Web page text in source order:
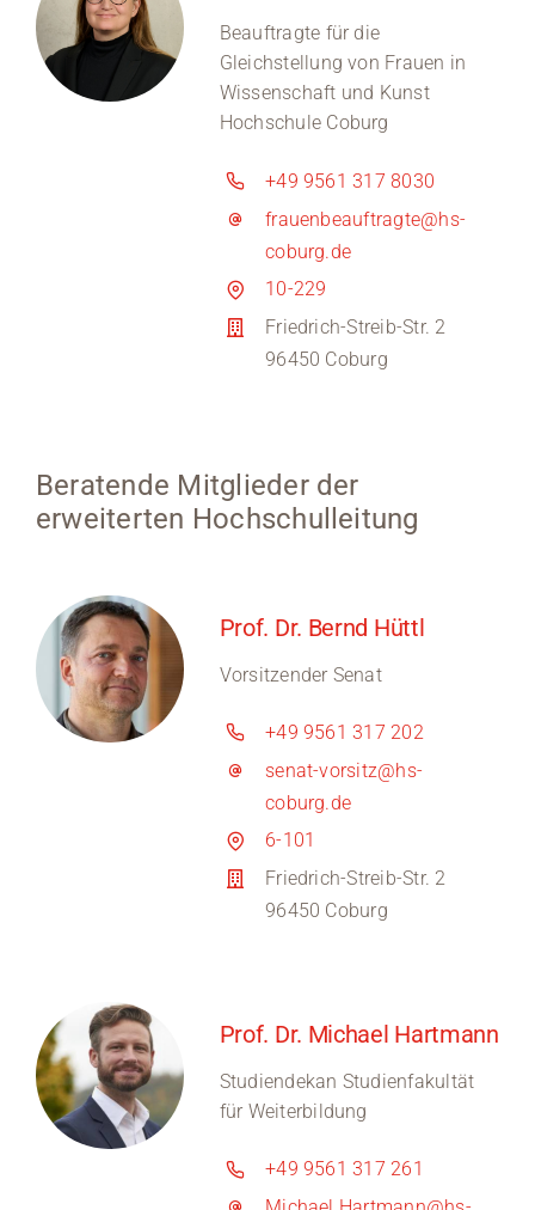
Beauftragte für die
Gleichstellung von Frauen in
Wissenschaft und Kunst
Hochschule Coburg
+49 9561 317 8030
frauenbeauftragte@hs-
coburg.de
10-229
Friedrich-Streib-Str. 2
96450 Coburg
Beratende Mitglieder der
erweiterten Hochschulleitung
Prof. Dr. Bernd Hüttl
Vorsitzender Senat
+49 9561 317 202
senat-vorsitz@hs-
coburg.de
6-101
Friedrich-Streib-Str. 2
96450 Coburg
Prof. Dr. Michael Hartmann
Studiendekan Studienfakultät
für Weiterbildung
+49 9561 317 261